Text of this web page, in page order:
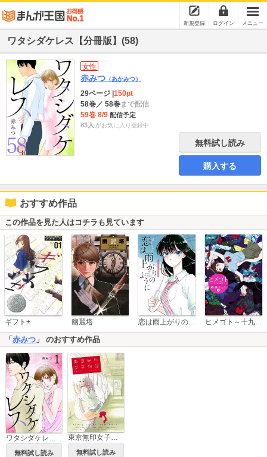
新規登録 ログイン メニュー
ワタシダケレス【分冊版】(58)
女性
赤みつ （あかみつ）
29ページ 150pt
58巻／ 58巻まで配信
59巻 8/9 配信予定
83人 がお気に入り登録中
無料試し読み
購入する
おすすめ作品
この作品を見た人はコチラも見ています
ギフト± 幽麗塔 恋は雨上がりのように ヒメゴト～十九歳の制服～
「 赤みつ 」 のおすすめ作品
無料試し読み
東京無印女子物語
無料試し読み